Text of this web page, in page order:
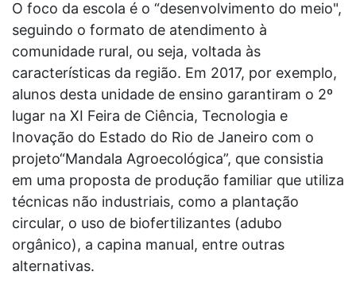
O foco da escola é o “desenvolvimento do meio",
seguindo o formato de atendimento à
comunidade rural, ou seja, voltada às
características da região. Em 2017, por exemplo,
alunos desta unidade de ensino garantiram o 2º
lugar na XI Feira de Ciência, Tecnologia e
Inovação do Estado do Rio de Janeiro com o
projeto“Mandala Agroecológica”, que consistia
em uma proposta de produção familiar que utiliza
técnicas não industriais, como a plantação
circular, o uso de biofertilizantes (adubo
orgânico), a capina manual, entre outras
alternativas.